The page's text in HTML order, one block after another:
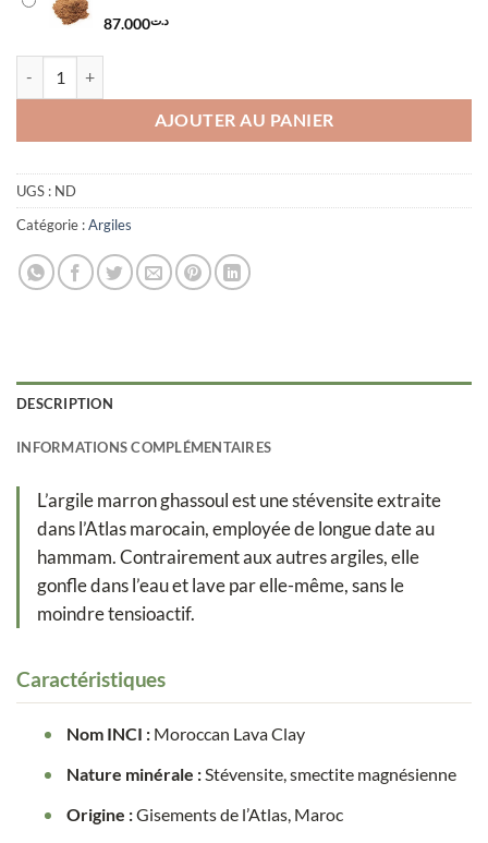
د.ت87.000
AJOUTER AU PANIER
UGS : ND
Catégorie :Argiles
DESCRIPTION
INFORMATIONS COMPLÉMENTAIRES
L’argile marron ghassoul est une stévensite extraite
dans l’Atlas marocain, employée de longue date au
hammam. Contrairement aux autres argiles, elle
gonfle dans l’eau et lave par elle-même, sans le
moindre tensioactif.
Caractéristiques
Nom INCI : Moroccan Lava Clay
Nature minérale : Stévensite, smectite magnésienne
Origine :Gisements de l’Atlas, Maroc